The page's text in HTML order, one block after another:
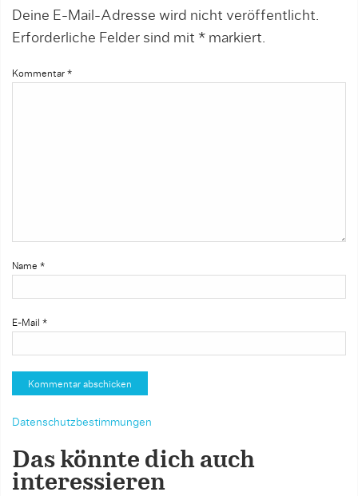
Deine E-Mail-Adresse wird nicht veröffentlicht.
Erforderliche Felder sind mit * markiert.
Kommentar *
Name *
E-Mail *
Datenschutzbestimmungen
Das könnte dich auch
interessieren